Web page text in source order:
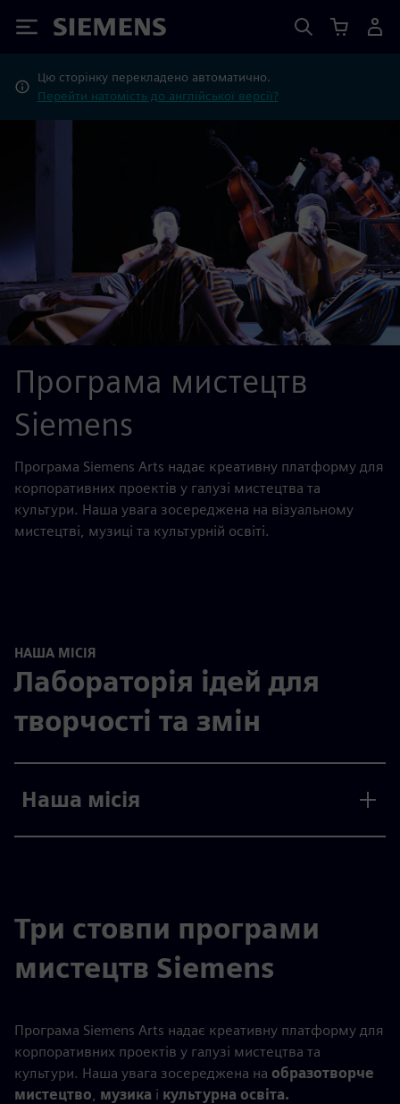
Siemens
Цю сторінку перекладено автоматично.
Перейти натомість до англійської версії?
Програма мистецтв
Siemens
Програма Siemens Arts надає креативну платформу для
корпоративних проектів у галузі мистецтва та
культури. Наша увага зосереджена на візуальному
мистецтві, музиці та культурній освіті.
НАША МІСІЯ
Лабораторія ідей для
творчості та змін
Наша місія
Три стовпи програми
мистецтв Siemens
Програма Siemens Arts надає креативну платформу для
корпоративних проектів у галузі мистецтва та
культури. Наша увага зосереджена на образотворче
мистецтво музика і культурна освіта.